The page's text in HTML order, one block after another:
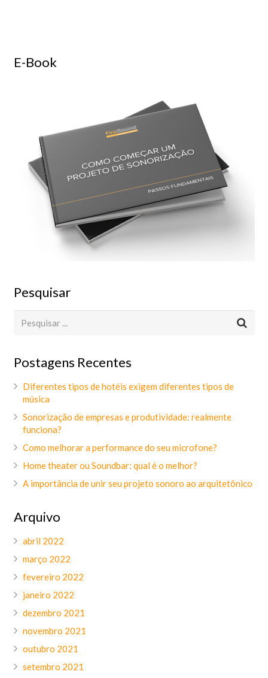
E-Book
Pesquisar
Postagens Recentes
Diferentes tipos de hotéis exigem diferentes tipos de
música
Sonorização de empresas e produtividade: realmente
funciona?
Como melhorar a performance do seu microfone?
Home theater ou Soundbar: qual é o melhor?
A importância de unir seu projeto sonoro ao arquitetônico
Arquivo
abril 2022
março 2022
fevereiro 2022
janeiro 2022
dezembro 2021
novembro 2021
outubro 2021
setembro 2021